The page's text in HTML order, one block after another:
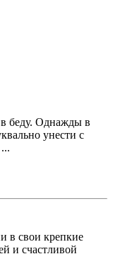
беду. Однажды в
унести с
в свои крепкие
и счастливой